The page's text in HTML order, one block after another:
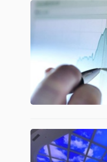
NĂNG
LƯỢNG
NGUYÊN
VẬT